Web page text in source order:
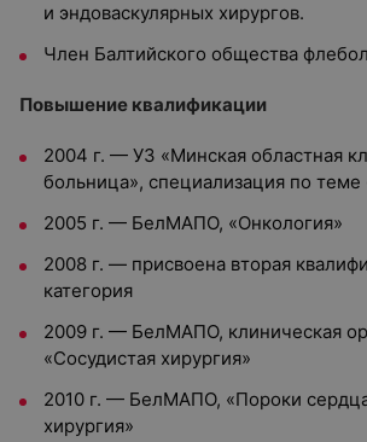
и эндоваскулярных хирургов.
Член Балтийского общества
Повышение квалификации
2004 г. — УЗ «Минская областная
больница», специализация по теме
2005 г. — БелМАПО, «Онкология»
2008 г. — присвоена вторая
категория
2009 г. — БелМАПО, клиническая
«Сосудистая хирургия»
2010 г. — БелМАПО, «Пороки
хирургия»